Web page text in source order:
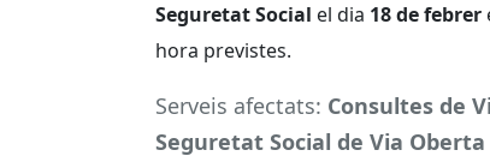
Seguretat Social el dia 18 de febrer
hora previstes.
Serveis afectats: Consultes de
Seguretat Social de Via Oberta